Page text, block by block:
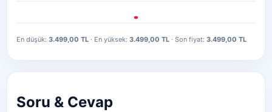
En düşük:3.499,00 TL · En yüksek:3.499,00 TL · Son fiyat:3.499,00 TL
Soru & Cevap